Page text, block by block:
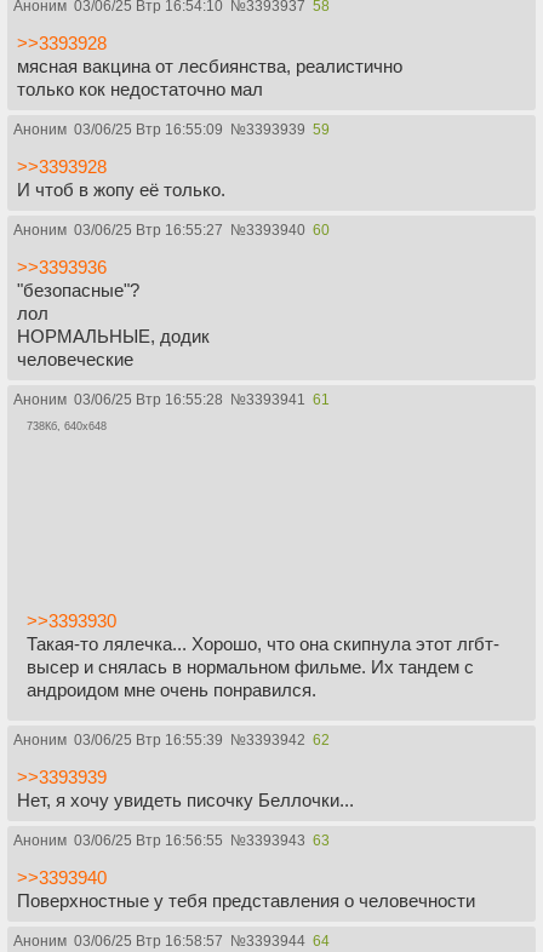
Аноним 03/06/25 Втр 16:54:10 №3393937 58
>>3393928
мясная вакцина от лесбиянства, реалистично
только кок недостаточно мал
Аноним 03/06/25 Втр 16:55:09 №3393939 59
>>3393928
И чтоб в жопу её только.
Аноним 03/06/25 Втр 16:55:27 №3393940 60
>>3393936
"безопасные"?
лол
НОРМАЛЬНЫЕ, додик
человеческие
Аноним 03/06/25 Втр 16:55:28 №3393941 61
738Кб, 640x648
>>3393930
Такая-то лялечка... Хорошо, что она скипнула этот лгбт-
высер и снялась в нормальном фильме. Их тандем с
андроидом мне очень понравился.
Аноним 03/06/25 Втр 16:55:39 №3393942 62
>>3393939
Нет, я хочу увидеть писочку Беллочки...
Аноним 03/06/25 Втр 16:56:55 №3393943 63
>>3393940
Поверхностные у тебя представления о человечности
Аноним 03/06/25 Втр 16:58:57 №3393944 64